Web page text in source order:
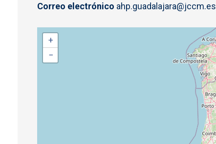
Correo electrónico ahp.guadalajara@jccm.es
+
−